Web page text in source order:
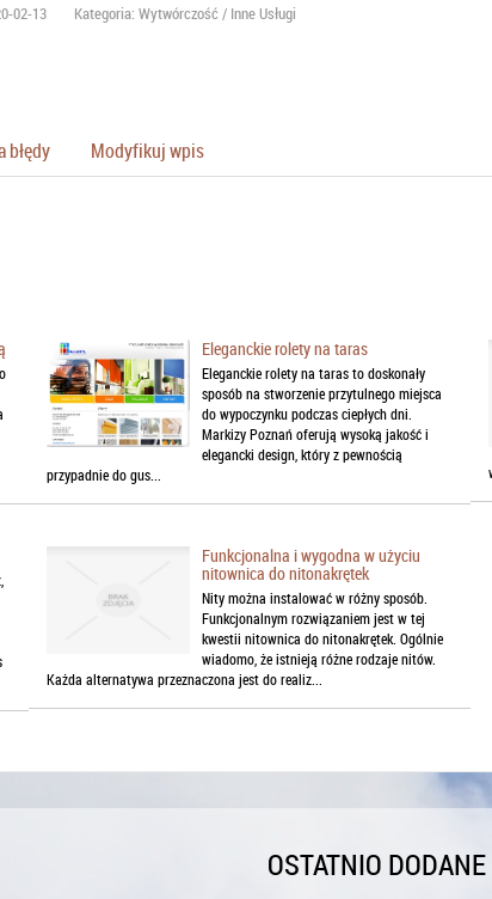
02-13 Kategoria: Wytwórczość / Inne Usługi
błędy Modyfikuj wpis
Eleganckie rolety na taras
Eleganckie rolety na taras to doskonały
sposób na stworzenie przytulnego miejsca
do wypoczynku podczas ciepłych dni.
Markizy Poznań oferują wysoką jakość i
elegancki design, który z pewnością
przypadnie do gus...
Funkcjonalna i wygodna w użyciu
nitownica do nitonakrętek
Nity można instalować w różny sposób.
Funkcjonalnym rozwiązaniem jest w tej
kwestii nitownica do nitonakrętek. Ogólnie
wiadomo, że istnieją różne rodzaje nitów.
Każda alternatywa przeznaczona jest do realiz...
OSTATNIO DODANE